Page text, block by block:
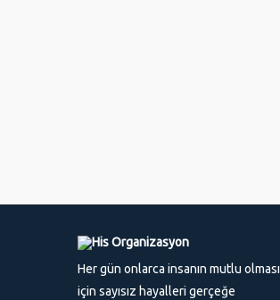
Her gün onlarca insanın mutlu olması
için sayısız hayalleri gerçeğe